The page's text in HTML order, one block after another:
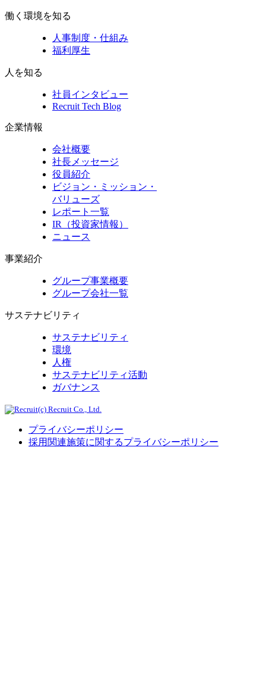
働く環境を知る
人事制度・仕組み
福利厚生
人を知る
社員インタビュー
Recruit Tech Blog
企業情報
会社概要
社長メッセージ
役員紹介
ビジョン・ミッション・
バリューズ
レポート一覧
IR（投資家情報）
ニュース
事業紹介
グループ事業概要
グループ会社一覧
サステナビリティ
サステナビリティ
環境
人権
サステナビリティ活動
ガバナンス
(c) Recruit Co., Ltd.
プライバシーポリシー
採用関連施策に関するプライバシーポリシー